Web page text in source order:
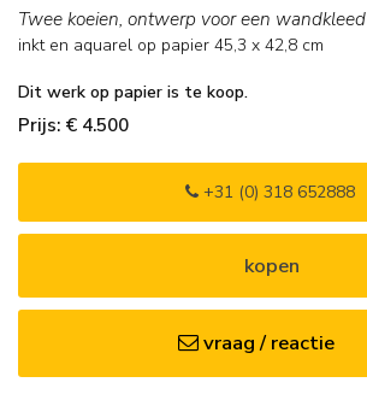
Twee koeien, ontwerp voor een wandkleed
inkt en aquarel op papier 45,3 x 42,8 cm
Dit werk op papier is te koop.
Prijs: € 4.500
+31 (0) 318 652888
kopen
vraag / reactie